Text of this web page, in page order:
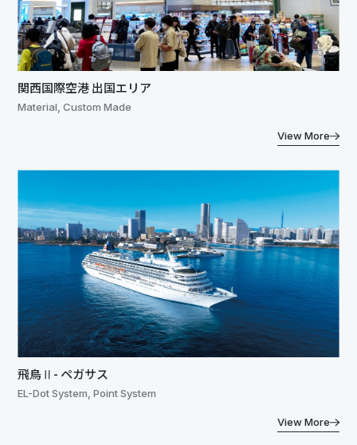
関西国際空港 出国エリア
Material, Custom Made
View More
飛鳥Ⅱ- ペガサス
EL-Dot System, Point System
View More